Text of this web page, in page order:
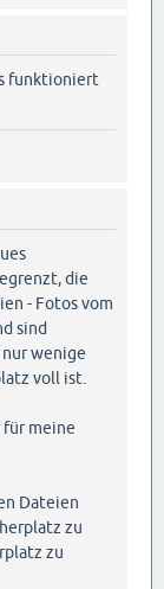
funktioniert
die
- Fotos vom
sind
wenige
voll ist.
für meine
Dateien
zu
zu